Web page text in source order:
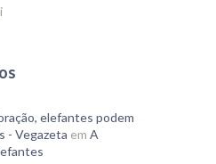
elefantes podem
- Vegazeta em A